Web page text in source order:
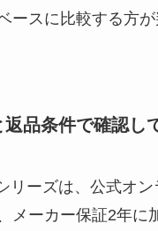
ースに比較する方
品条件で確認し
リーズは、公式オ
メーカー保証2年に